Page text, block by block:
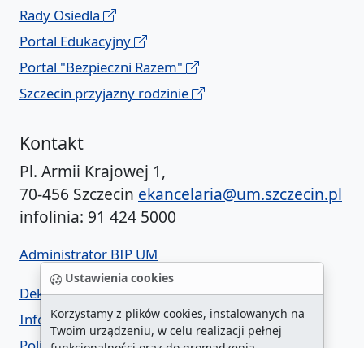
Ustawienia cookies
Korzystamy z plików cookies, instalowanych na
Twoim urządzeniu, w celu realizacji pełnej
Rady Osiedla
Portal Edukacyjny
Portal "Bezpieczni Razem"
Szczecin przyjazny rodzinie
Kontakt
Pl. Armii Krajowej 1,
70-456 Szczecin ekancelaria@um.szczecin.pl
infolinia: 91 424 5000
Administrator BIP UM
Deklaracja dostępności
Informacja o urzędzie w ETR